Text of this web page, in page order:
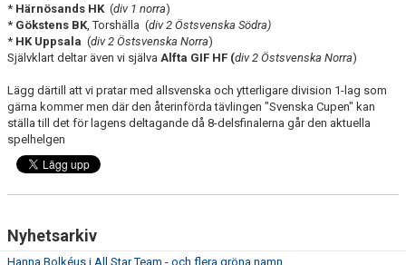
* Härnösands HK (div 1 norra)
* Gökstens BK , Torshälla (div 2 Östsvenska Södra)
* HK Uppsala (div 2 Östsvenska Norra)
Självklart deltar även vi själva Alfta GIF HF (div 2 Östsvenska Norra)
Lägg därtill att vi pratar med allsvenska och ytterligare division 1-lag som
gärna kommer men där den återinförda tävlingen "Svenska Cupen" kan
ställa till det för lagens deltagande då 8-delsfinalerna går den aktuella
spelhelgen
Nyhetsarkiv
Hanna Bolkéus i All Star Team - och flera gröna namn